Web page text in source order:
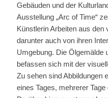
Gebäuden und der
Ausstellung „Arc of Time“
Künstlerin Arbeiten aus den
darunter auch von ihren
Umgebung. Die Ölgemälde
befassen sich mit der
Zu sehen sind Abbildungen
eines Tages, mehrerer